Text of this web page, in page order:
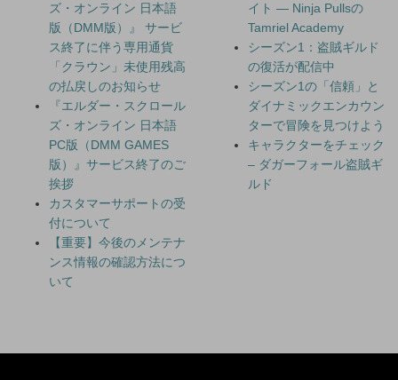
ズ・オンライン 日本語
版（DMM版）』 サービ
ス終了に伴う専用通貨
「クラウン」未使用残高
の払戻しのお知らせ
『エルダー・スクロール
ズ・オンライン 日本語
PC版（DMM GAMES
版）』サービス終了のご
挨拶
カスタマーサポートの受
付について
【重要】今後のメンテナ
ンス情報の確認方法につ
いて
イト — Ninja Pullsの
Tamriel Academy
シーズン1：盗賊ギルド
の復活が配信中
シーズン1の「信頼」と
ダイナミックエンカウン
ターで冒険を見つけよう
キャラクターをチェック
– ダガーフォール盗賊ギ
ルド